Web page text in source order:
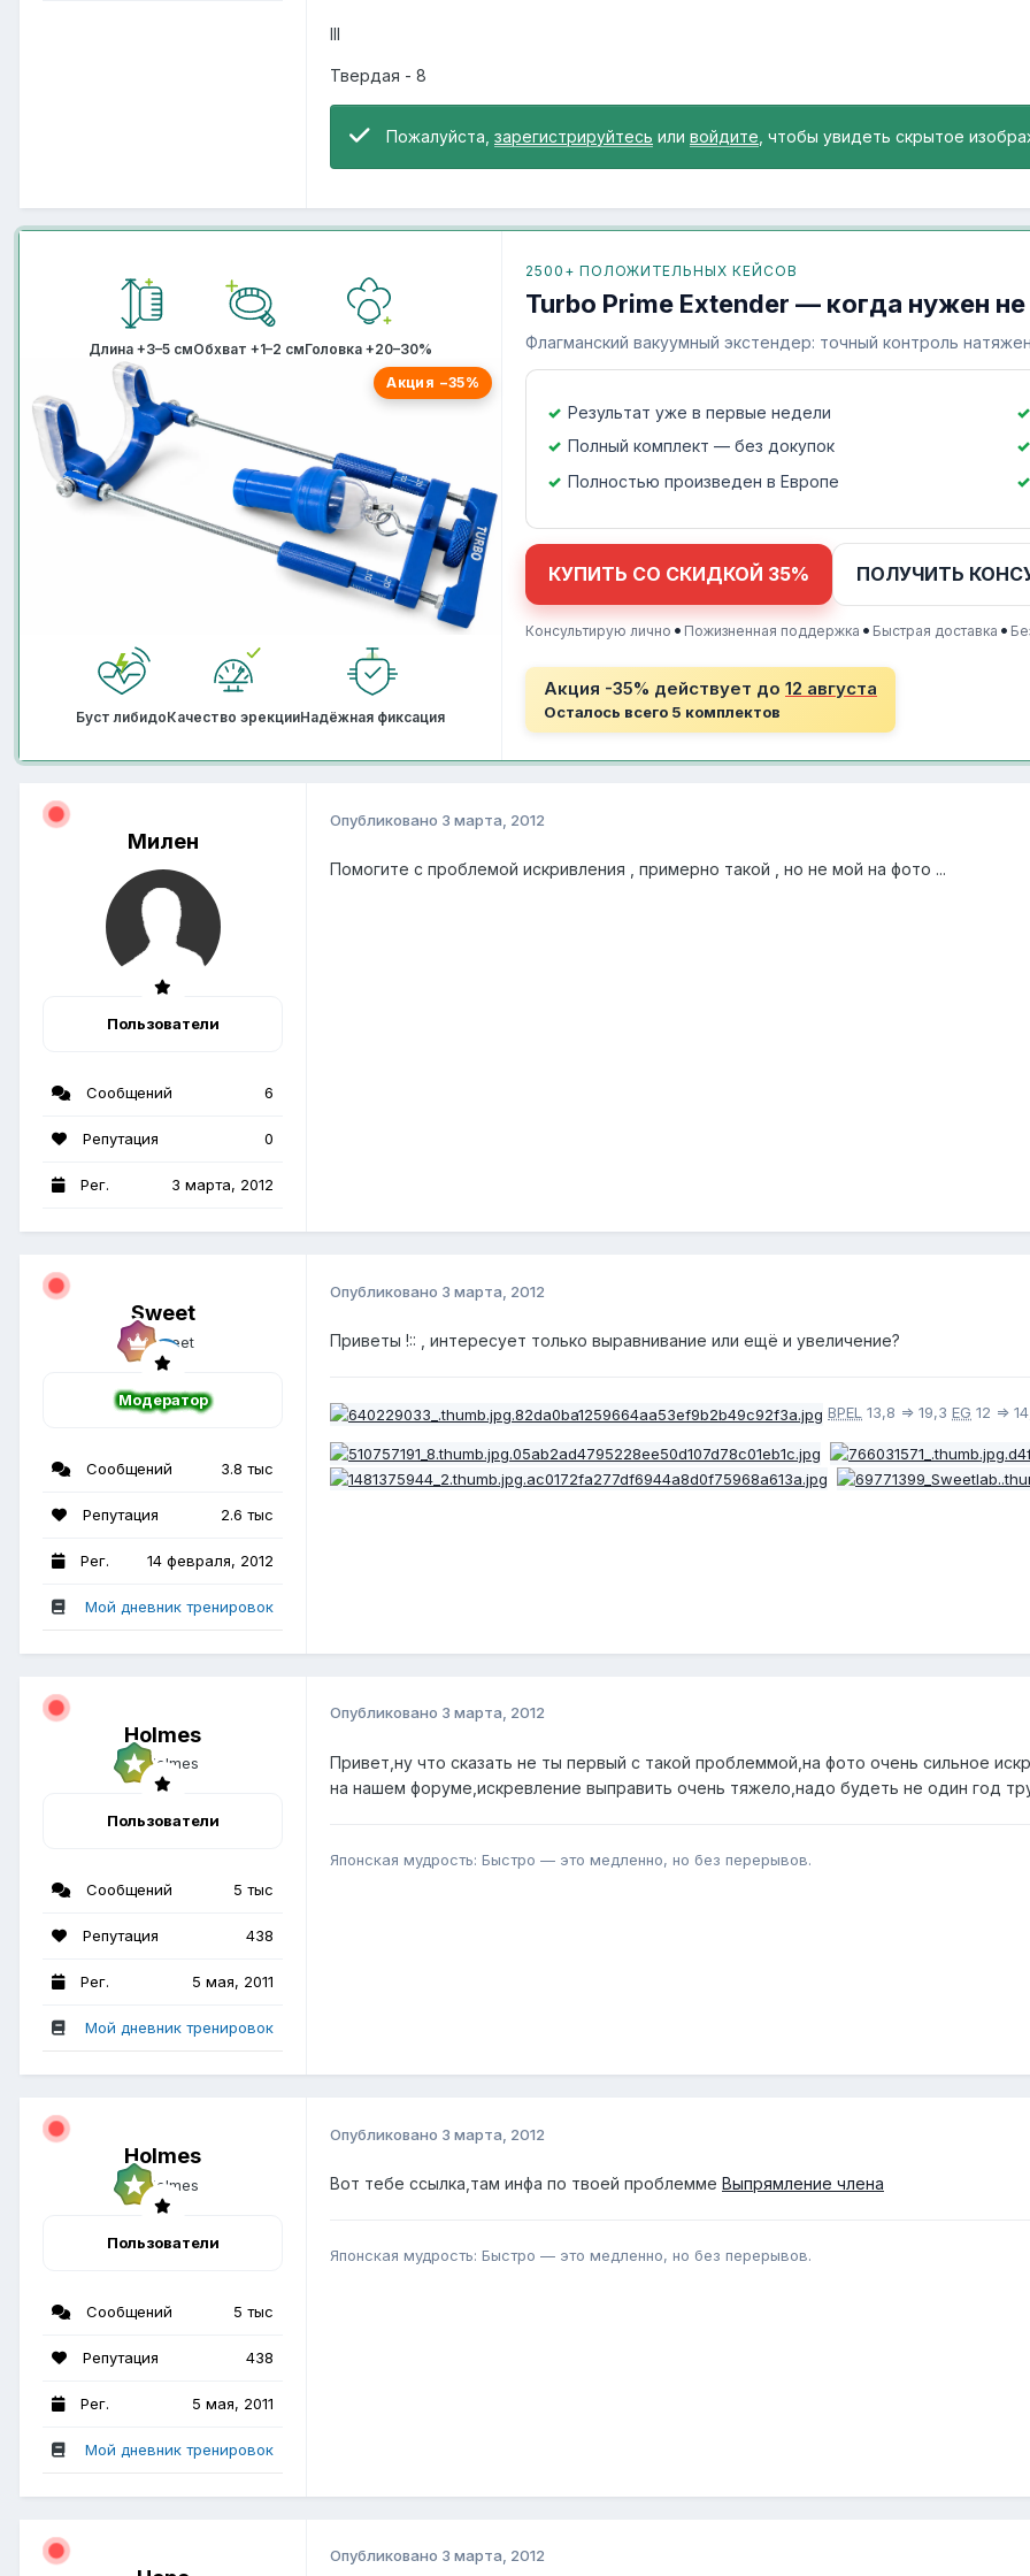
III
Твердая - 8
Пожалуйста, зарегистрируйтесь или войдите , чтобы увидеть скрытое
Длина +3–5 смОбхват +1–2 смГоловка +20–30%
Акция −35%
Буст либидоКачество эрекцииНадёжная фиксация
2500+ ПОЛОЖИТЕЛЬНЫХ КЕЙСОВ
Turbo Prime Extender — когда нужен
Флагманский вакуумный экстендер: точный контроль
Результат уже в первые недели
Полный комплект — без докупок
Полностью произведен в Европе
КУПИТЬ СО СКИДКОЙ 35% ПОЛУЧИТЬ
Консультирую лично • Пожизненная поддержка • Быстрая доставка •
Акция -35% действует до 12 августа
Осталось всего 5 комплектов
Милен
Пользователи
Сообщений 6
Репутация 0
Рег. 3 марта, 2012
Опубликовано 3 марта, 2012
Помогите с проблемой искривления , примерно такой , но не мой на фото ...
Sweet
Модератор
Сообщений 3.8 тыс
Репутация 2.6 тыс
Рег. 14 февраля, 2012
Мой дневник тренировок
Опубликовано 3 марта, 2012
Приветы !:: , интересует только выравнивание или ещё и увеличение?
BPEL 13,8 => 19,3 EG 12 =>
Holmes
Пользователи
Сообщений 5 тыс
Репутация 438
Рег. 5 мая, 2011
Мой дневник тренировок
Опубликовано 3 марта, 2012
Привет,ну что сказать не ты первый с такой проблеммой,на фото очень сильное
на нашем форуме,искревление выправить очень тяжело,надо будеть не один год
Японская мудрость: Быстро — это медленно, но без перерывов.
Holmes
Пользователи
Сообщений 5 тыс
Репутация 438
Рег. 5 мая, 2011
Мой дневник тренировок
Опубликовано 3 марта, 2012
Вот тебе ссылка,там инфа по твоей проблемме Выпрямление члена
Японская мудрость: Быстро — это медленно, но без перерывов.
Опубликовано 3 марта, 2012